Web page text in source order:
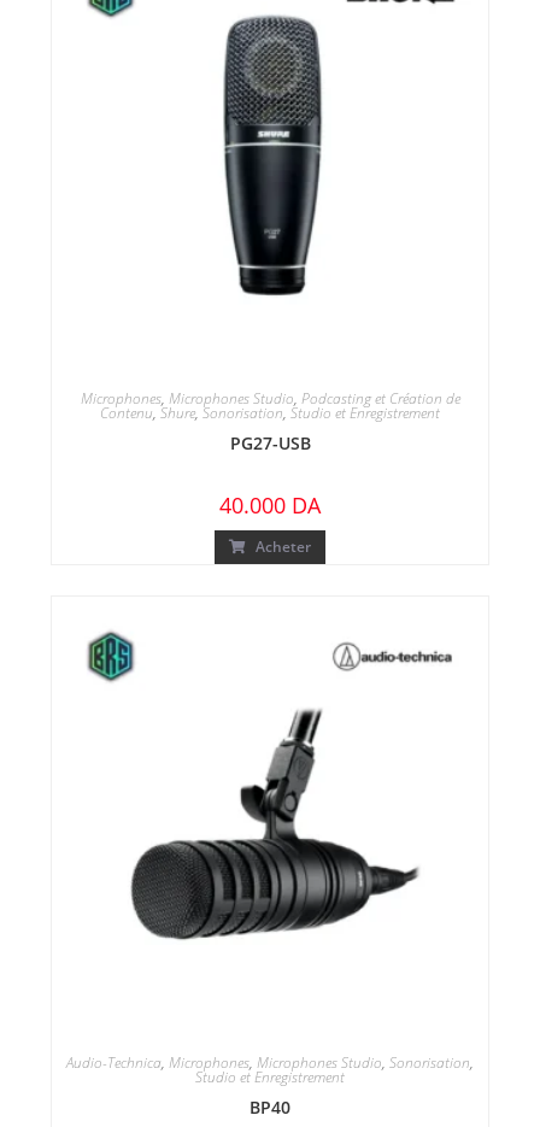
Microphones, Microphones Studio, Podcasting et Création de
Contenu, Shure, Sonorisation, Studio et Enregistrement
PG27-USB
40.000 DA
Acheter
Audio-Technica, Microphones, Microphones Studio, Sonorisation,
Studio et Enregistrement
BP40